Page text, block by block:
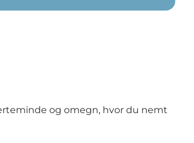
og omegn, hvor du nemt